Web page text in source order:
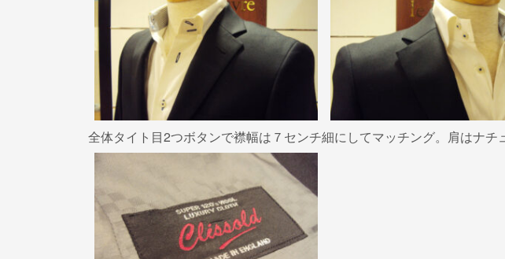
全体タイト目2つボタンで襟幅は７センチ細にしてマッチング。肩はナチ